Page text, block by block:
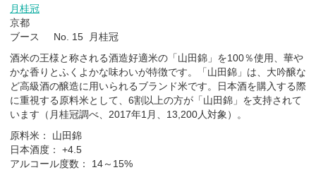
月桂冠
京都
ブース No. 15 月桂冠
酒米の王様と称される酒造好適米の「山田錦」を100％使用、華や
かな香りとふくよかな味わいが特徴です。「山田錦」は、大吟醸な
ど高級酒の醸造に用いられるブランド米です。日本酒を購入する際
に重視する原料米として、6割以上の方が「山田錦」を支持されて
います（月桂冠調べ、2017年1月、13,200人対象）。
原料米： 山田錦
日本酒度： +4.5
アルコール度数： 14～15%